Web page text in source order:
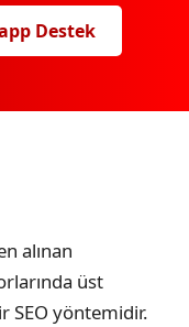
Destek
alınan
üst
SEO yöntemidir.